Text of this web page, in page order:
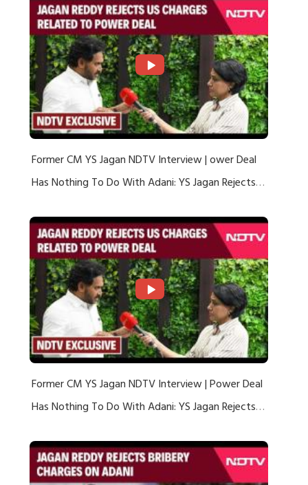
Former CM YS Jagan NDTV Interview | ower Deal
Has Nothing To Do With Adani: YS Jagan Rejects
Former CM YS Jagan NDTV Interview | Power Deal
Has Nothing To Do With Adani: YS Jagan Rejects